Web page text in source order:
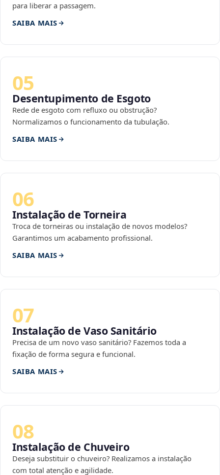
para liberar a passagem.
SAIBA MAIS
05
Desentupimento de Esgoto
Rede de esgoto com refluxo ou obstrução?
Normalizamos o funcionamento da tubulação.
SAIBA MAIS
06
Instalação de Torneira
Troca de torneiras ou instalação de novos modelos?
Garantimos um acabamento profissional.
SAIBA MAIS
07
Instalação de Vaso Sanitário
Precisa de um novo vaso sanitário? Fazemos toda a
fixação de forma segura e funcional.
SAIBA MAIS
08
Instalação de Chuveiro
Deseja substituir o chuveiro? Realizamos a instalação
com total atenção e agilidade.